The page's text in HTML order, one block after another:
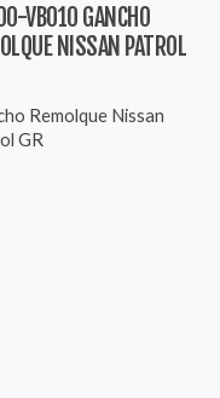
VB010 GANCHO
NISSAN PATROL
Remolque Nissan
GR